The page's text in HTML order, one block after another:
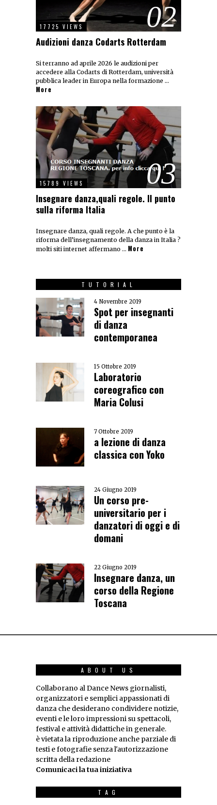
02
17725 VIEWS
Audizioni danza Codarts Rotterdam
Si terranno ad aprile 2026 le audizioni per
accedere alla Codarts di Rotterdam, università
pubblica leader in Europa nella formazione …
More
03
15789 VIEWS
Insegnare danza,quali regole. Il punto
sulla riforma Italia
Insegnare danza, quali regole. A che punto è la
riforma dell’insegnamento della danza in Italia ?
molti siti internet affermano … More
TUTORIAL
4 Novembre 2019
Spot per insegnanti
di danza
contemporanea
15 Ottobre 2019
Laboratorio
coreografico con
Maria Colusi
7 Ottobre 2019
a lezione di danza
classica con Yoko
24 Giugno 2019
Un corso pre-
universitario per i
danzatori di oggi e di
domani
22 Giugno 2019
Insegnare danza, un
corso della Regione
Toscana
ABOUT US
Collaborano al Dance News giornalisti,
organizzatori e semplici appassionati di
danza che desiderano condividere notizie,
eventi e le loro impressioni su spettacoli,
festival e attività didattiche in generale.
è vietata la riproduzione anche parziale di
testi e fotografie senza l'autorizzazione
scritta della redazione
Comunicaci la tua iniziativa
TAG